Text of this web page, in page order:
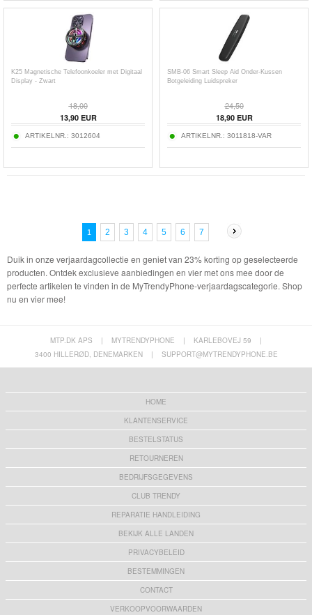
K25 Magnetische Telefoonkoeler met Digitaal
Display - Zwart
18,00
13,90EUR
ARTIKELNR.: 3012604
SMB-06 Smart Sleep Aid Onder-Kussen
Botgeleiding Luidspreker
24,50
18,90EUR
ARTIKELNR.: 3011818-VAR
1 2 3 4 5 6 7
Duik in onze verjaardagcollectie en geniet van 23% korting op geselecteerde
producten. Ontdek exclusieve aanbiedingen en vier met ons mee door de
perfecte artikelen te vinden in de MyTrendyPhone-verjaardagscategorie. Shop
nu en vier mee!
MTP.DK APS | MYTRENDYPHONE | KARLEBOVEJ 59
|
3400 HILLERØD, DENEMARKEN
| SUPPORT@MYTRENDYPHONE.BE
HOME
KLANTENSERVICE
BESTELSTATUS
RETOURNEREN
BEDRIJFSGEGEVENS
CLUB TRENDY
REPARATIE HANDLEIDING
BEKIJK ALLE LANDEN
PRIVACYBELEID
BESTEMMINGEN
CONTACT
VERKOOPVOORWAARDEN